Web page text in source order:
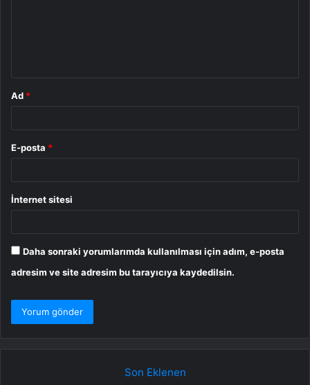
Ad *
E-posta *
İnternet sitesi
Daha sonraki yorumlarımda kullanılması için adım, e-posta
adresim ve site adresim bu tarayıcıya kaydedilsin.
Son Eklenen